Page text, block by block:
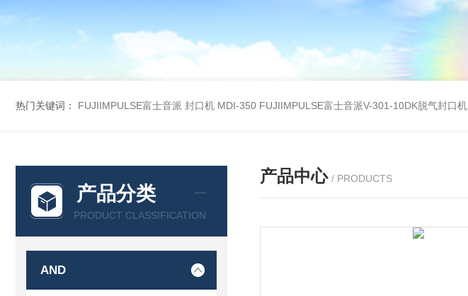
热门关键词： FUJIIMPULSE富士音派 封口机 MDI-350 FUJIIMPULSE富士音派V-301-10DK脱气封口机
产品分类
PRODUCT CLASSIFICATION
AND
产品中心 / PRODUCTS